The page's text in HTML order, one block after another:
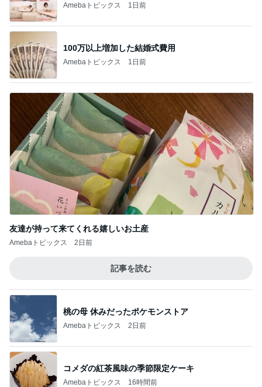
Amebaトピックス 1日前
100万以上増加した結婚式費用
Amebaトピックス 1日前
友達が持って来てくれる嬉しいお土産
Amebaトピックス 2日前
記事を読む
桃の母 休みだったポケモンストア
Amebaトピックス 2日前
コメダの紅茶風味の季節限定ケーキ
Amebaトピックス 16時間前